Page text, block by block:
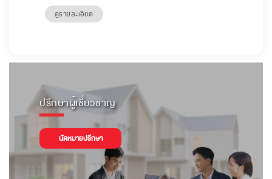
ดูรายละเอียด
ปรึกษาผู้เชี่ยวชาญ
นัดหมายปรึกษา